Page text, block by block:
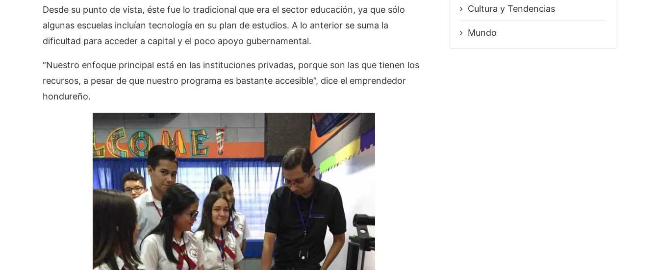
Desde su punto de vista, éste fue lo tradicional que era el sector educación, ya que sólo
algunas escuelas incluían tecnología en su plan de estudios. A lo anterior se suma la
dificultad para acceder a capital y el poco apoyo gubernamental.
“Nuestro enfoque principal está en las instituciones privadas, porque son las que tienen los
recursos, a pesar de que nuestro programa es bastante accesible”, dice el emprendedor
hondureño.
⁠Cultura y Tendencias
Mundo